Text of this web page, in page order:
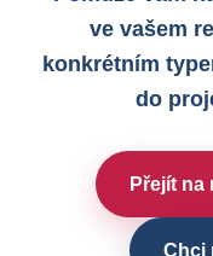
ve vašem
konkrétním
do
Přejít na
Chci